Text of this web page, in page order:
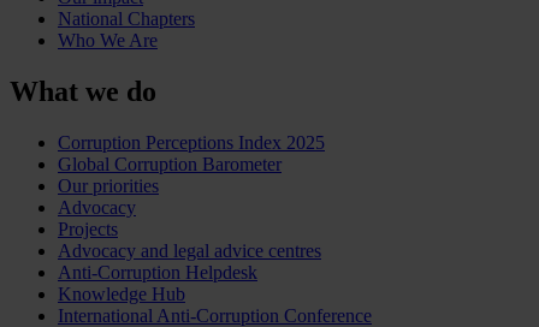
National Chapters
Who We Are
What we do
Corruption Perceptions Index 2025
Global Corruption Barometer
Our priorities
Advocacy
Projects
Advocacy and legal advice centres
Anti-Corruption Helpdesk
Knowledge Hub
International Anti-Corruption Conference